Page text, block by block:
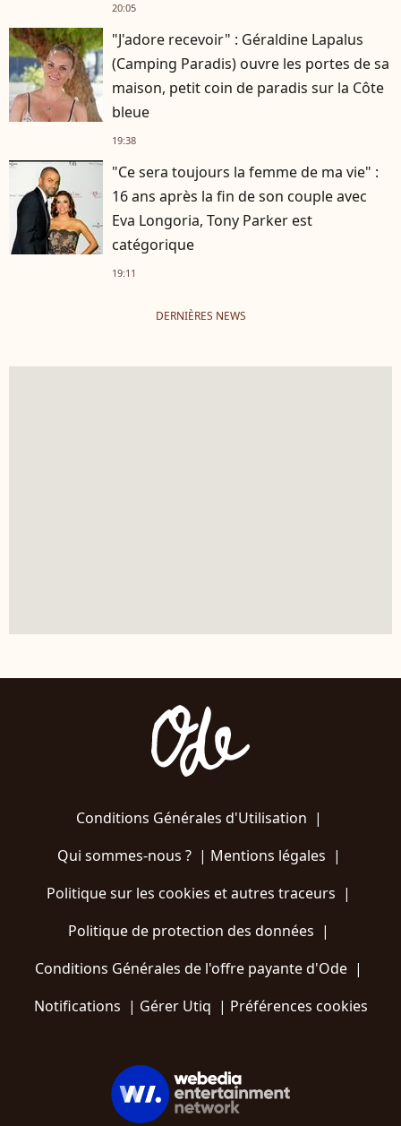
20:05
"J'adore recevoir" : Géraldine Lapalus
(Camping Paradis) ouvre les portes de sa
maison, petit coin de paradis sur la Côte
bleue
19:38
"Ce sera toujours la femme de ma vie" :
16 ans après la fin de son couple avec
Eva Longoria, Tony Parker est
catégorique
19:11
DERNIÈRES NEWS
Conditions Générales d'Utilisation |
Qui sommes-nous ?| Mentions légales |
Politique sur les cookies et autres traceurs |
Politique de protection des données |
Conditions Générales de l'offre payante d'Ode |
Notifications | Gérer Utiq | Préférences cookies